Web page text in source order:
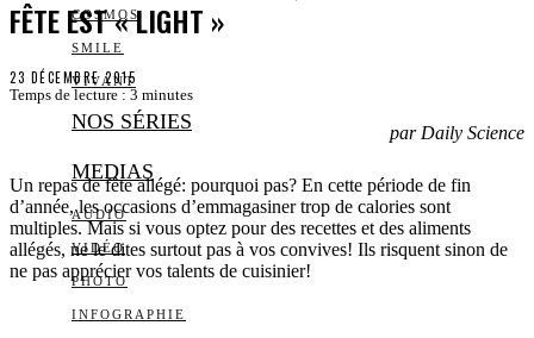
COSMOS
SMILE
VIVANT
NOS SÉRIES
MEDIAS
AUDIO
VIDÉO
PHOTO
INFOGRAPHIE
FÊTE EST « LIGHT »
23 DÉCEMBRE 2015
Temps de lecture : 3 minutes
par Daily Science
Un repas de fête allégé: pourquoi pas? En cette période de fin
d’année, les occasions d’emmagasiner trop de calories sont
multiples. Mais si vous optez pour des recettes et des aliments
allégés, ne le dites surtout pas à vos convives! Ils risquent sinon de
ne pas apprécier vos talents de cuisinier!